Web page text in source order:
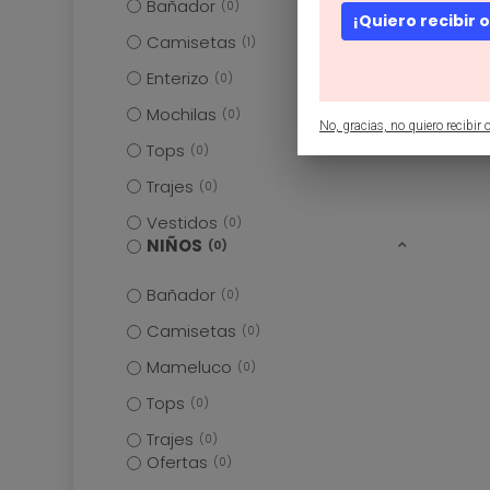
Bañador 0
Camisetas 1
Enterizo 0
Mochilas 0
Tops 0
Trajes 0
Vestidos 0
NIÑOS 0
Bañador 0
Camisetas 0
Mameluco 0
Tops 0
Trajes 0
Ofertas 0
¡Quiero recibir
No, gracias, no quiero recibir